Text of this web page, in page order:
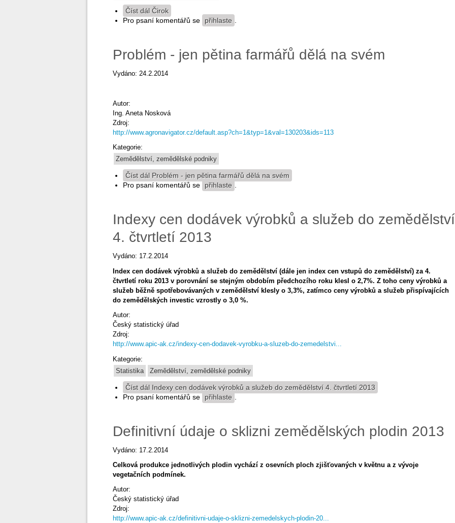
Číst dál Čirok
Pro psaní komentářů se
přihlaste .
Problém - jen pětina farmářů dělá na svém
Vydáno: 24.2.2014
Autor:
Ing. Aneta Nosková
Zdroj:
http://www.agronavigator.cz/default.asp?ch=1&typ=1&val=130203&ids=113
Kategorie:
Zemědělství, zemědělské podniky
Číst dál Problém - jen pětina farmářů dělá na svém
Pro psaní komentářů se
přihlaste .
Indexy cen dodávek výrobků a služeb do zemědělství
4. čtvrtletí 2013
Vydáno: 17.2.2014
Index cen dodávek výrobků a služeb do zemědělství (dále jen index cen vstupů do zemědělství) za 4.
čtvrtletí roku 2013 v porovnání se stejným obdobím předchozího roku klesl o 2,7%. Z toho ceny výrobků a
služeb běžně spotřebovávaných v zemědělství klesly o 3,3%, zatímco ceny výrobků a služeb přispívajících
do zemědělských investic vzrostly o 3,0 %.
Autor:
Český statistický úřad
Zdroj:
http://www.apic-ak.cz/indexy-cen-dodavek-vyrobku-a-sluzeb-do-zemedelstvi...
Kategorie:
Statistika
Zemědělství, zemědělské podniky
Číst dál Indexy cen dodávek výrobků a služeb do zemědělství 4. čtvrtletí 2013
Pro psaní komentářů se
přihlaste
Definitivní údaje o sklizni zemědělských plodin 2013
Vydáno: 17.2.2014
Celková produkce jednotlivých plodin vychází z osevních ploch zjišťovaných v květnu a z vývoje
vegetačních podmínek.
Autor:
Český statistický úřad
Zdroj:
http://www.apic-ak.cz/definitivni-udaje-o-sklizni-zemedelskych-plodin-20...